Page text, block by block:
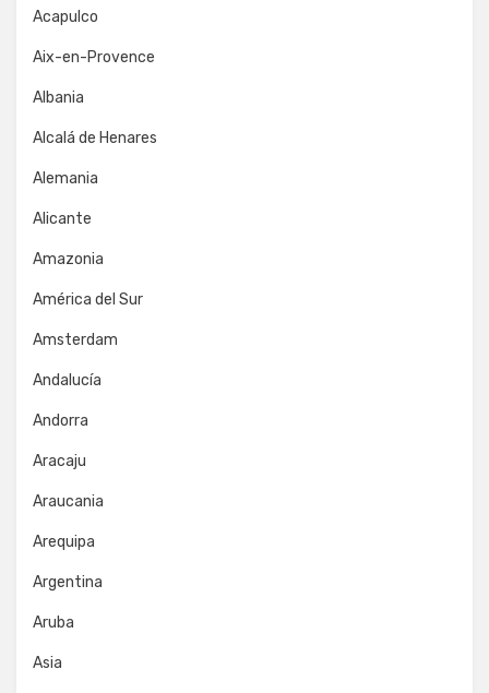
Acapulco
Aix-en-Provence
Albania
Alcalá de Henares
Alemania
Alicante
Amazonia
América del Sur
Amsterdam
Andalucía
Andorra
Aracaju
Araucania
Arequipa
Argentina
Aruba
Asia